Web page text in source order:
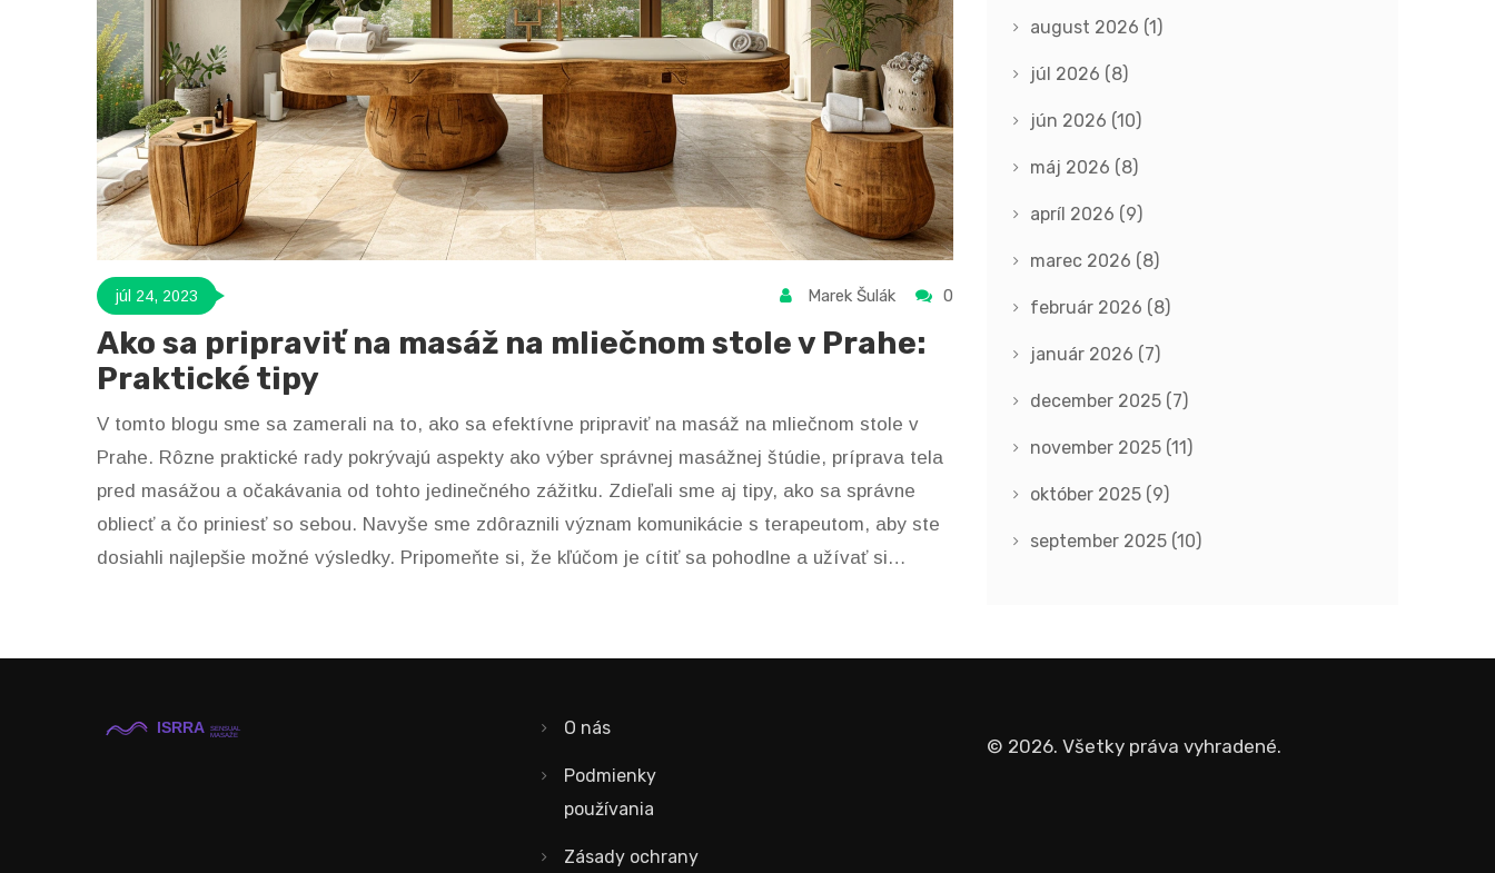
júl 24, 2023 Marek Šulák 0
Ako sa pripraviť na masáž na mliečnom stole v Prahe:
Praktické tipy
V tomto blogu sme sa zamerali na to, ako sa efektívne pripraviť na masáž na mliečnom stole v
Prahe. Rôzne praktické rady pokrývajú aspekty ako výber správnej masážnej štúdie, príprava tela
pred masážou a očakávania od tohto jedinečného zážitku. Zdieľali sme aj tipy, ako sa správne
obliecť a čo priniesť so sebou. Navyše sme zdôraznili význam komunikácie s terapeutom, aby ste
dosiahli najlepšie možné výsledky. Pripomeňte si, že kľúčom je cítiť sa pohodlne a užívať si
august 2026 (1)
júl 2026 (8)
jún 2026 (10)
máj 2026 (8)
apríl 2026 (9)
marec 2026 (8)
február 2026 (8)
január 2026 (7)
december 2025 (7)
november 2025 (11)
október 2025 (9)
september 2025 (10)
O nás
Podmienky
používania
Zásady ochrany
© 2026. Všetky práva vyhradené.